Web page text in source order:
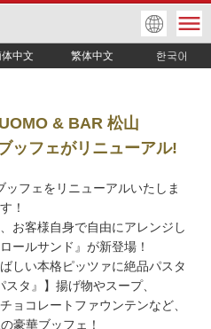
中文 繁体中文
& BAR 松山
ッフェがリニューアル!
フェをリニューアルいたしま
す！
お客様自身で自由にアレンジし
ールサンド』が新登場！
しい本格ピッツァに絶品パスタ
スタ』】揚げ物やスープ、
ョコレートファウンテンなど、
豪華ブッフェ！